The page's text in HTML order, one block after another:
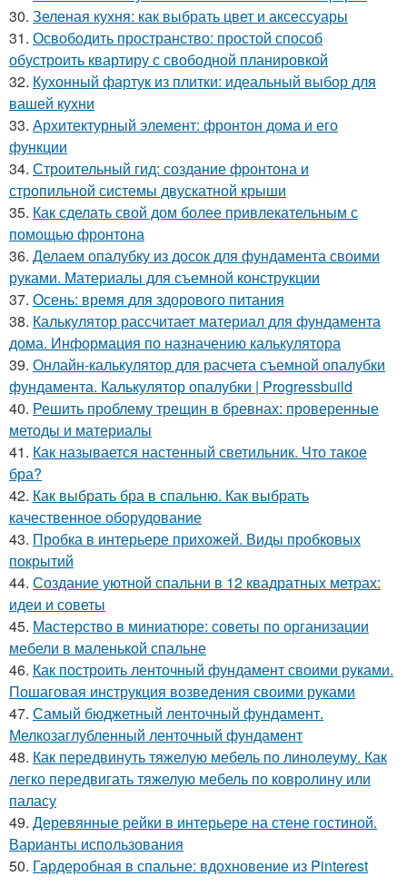
30. Зеленая кухня: как выбрать цвет и аксессуары
31. Освободить пространство: простой способ
обустроить квартиру с свободной планировкой
32. Кухонный фартук из плитки: идеальный выбор для
вашей кухни
33. Архитектурный элемент: фронтон дома и его
функции
34. Строительный гид: создание фронтона и
стропильной системы двускатной крыши
35. Как сделать свой дом более привлекательным с
помощью фронтона
36. Делаем опалубку из досок для фундамента своими
руками. Материалы для съемной конструкции
37. Осень: время для здорового питания
38. Калькулятор рассчитает материал для фундамента
дома. Информация по назначению калькулятора
39. Онлайн-калькулятор для расчета съемной опалубки
фундамента. Калькулятор опалубки | Progressbuild
40. Решить проблему трещин в бревнах: проверенные
методы и материалы
41. Как называется настенный светильник. Что такое
бра?
42. Как выбрать бра в спальню. Как выбрать
качественное оборудование
43. Пробка в интерьере прихожей. Виды пробковых
покрытий
44. Создание уютной спальни в 12 квадратных метрах:
идеи и советы
45. Мастерство в миниатюре: советы по организации
мебели в маленькой спальне
46. Как построить ленточный фундамент своими руками.
Пошаговая инструкция возведения своими руками
47. Самый бюджетный ленточный фундамент.
Мелкозаглубленный ленточный фундамент
48. Как передвинуть тяжелую мебель по линолеуму. Как
легко передвигать тяжелую мебель по ковролину или
паласу
49. Деревянные рейки в интерьере на стене гостиной.
Варианты использования
50. Гардеробная в спальне: вдохновение из Pinterest